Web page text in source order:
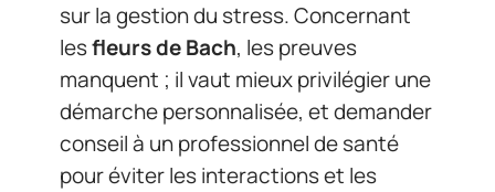
sur la gestion du stress. Concernant
lesfleurs de Bach, les preuves
manquent ; il vaut mieux privilégier une
démarche personnalisée, et demander
conseil à un professionnel de santé
pour éviter les interactions et les